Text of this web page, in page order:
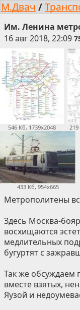
М.Двач /
Им. Ленина
16 авг 2018, 22:09
546 Кб, 1739x2048 219
433 Кб, 954x665
Метрополитены
Здесь Москва-
восхищаются
медлительных
бугуртят с
Так же обсуждаем
вместе взятых,
Яузой и